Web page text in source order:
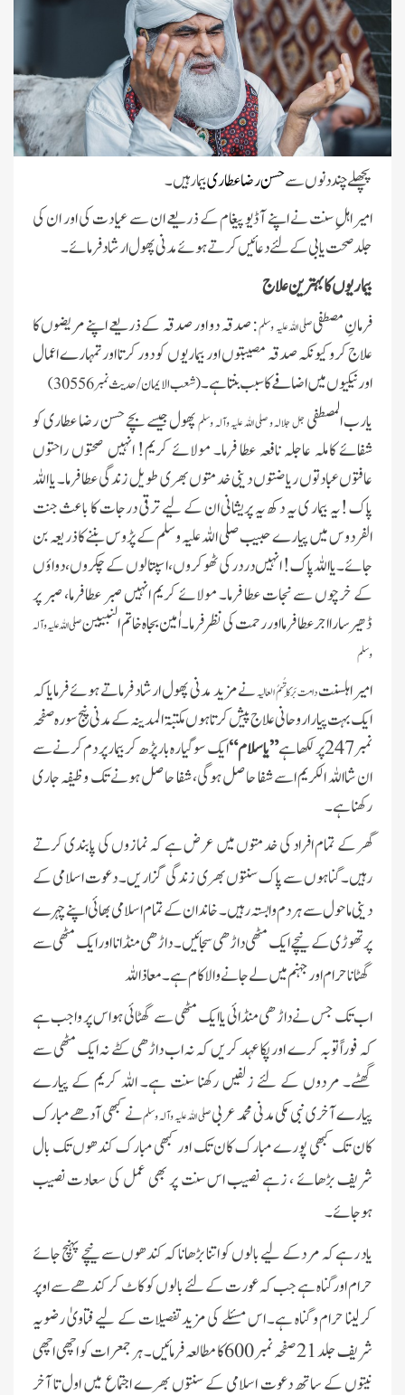
پچھلے چند دنوں سےحسن رضا عطاریبیمار ہیں۔
امیر اہلِ سنت نے اپنے آڈیو پیغام کے ذریعے ان سے عیادت کی اور ان کی
جلد صحت یابی کے لئے دعائیں کرتے ہوئے مدنی پھول ارشاد فرمائے۔
بیماریوں کا بہترین علاج
فرمانِ مصطفیصلی اللہ علیہ وسلم: صدقہ دو اور صدقہ کے ذریعے اپنے مریضوں کا
علاج کرو کیونکہ صدقہ مصیبتوں اور بیماریوں کو دور کرتا اور تمہارے اعمال
اور نیکیوں میں اضافے کا سبب بنتا ہے۔(شعب الایمان/ حدیث نمبر 30556)
یارب المصطفی جل جلالہ و صلی اللہ علیہ وآلہ وسلمپھول جیسے بچے حسن رضا عطاری کو
شفائے کاملہ عاجلہ نافعہ عطا فرما۔ مولائے کریم! انہیں صحتوں راحتوں
عافتوں عبادتوں ریاضتوں دینی خدمتوں بھری طویل زندگی عطا فرما۔ یا اللہ
پاک !یہ بیمار ی یہ دکھ یہ پریشانی ان کے لیے ترقی درجات کا باعث جنت
الفردوس میں پیارے حبیب صلی اللہ علیہ وسلم کے پڑوس بننے کا ذریعہ بن
جائے۔ یا اللہ پاک! انہیں در در کی ٹھوکروں، اسپتالوں کے چکروں ، دواؤں
کے خرچوں سے نجات عطا فرما۔ مولائے کریم انہیں صبر عطا فرما، صبر پر
ڈھیر سار ا اجر عطا فرمااور رحمت کی نظر فرما ۔ اٰمین بجاہ خاتم النبیینصلی اللہ علیہ وآلہ
وسلم
امیر اہلسنتدامت بَرَکَاتُہمُ العالیہنے مزید مدنی پھول ارشاد فرماتے ہوئے فرمایا کہ
ایک بہت پیارا روحانی علاج پیش کرتا ہوں مکتبۃ المدینہ کے مدنی پنج سورہ صفحہ
نمبر 247 پر لکھا ہے
”یاسلام“ایک سو گیارہ بار پڑھ کر بیمار پر دم کرنے سے
ان شااللہ الکریم اسے شفا حاصل ہوگی، شفا حاصل ہونے تک وظیفہ جاری
رکھنا ہے۔
گھر کے تمام افراد کی خدمتوں میں عرض ہے کہ نمازوں کی پابندی کرتے
رہیں۔ گناہوں سے پاک سنتوں بھری زندگی گزار یں۔ دعوت اسلامی کے
دینی ماحول سے ہر دم وابستہ رہیں۔ خاندان کے تمام اسلامی بھائی اپنے چہرے
پرتھوڑی کے نیچے ایک مٹھی داڑھی سجائیں۔ داڑھی منڈانا اور ایک مٹھی سے
گھٹانا حرام اور جہنم میں لے جانے والا کام ہے۔ معا ذا للہ
اب تک جس نے داڑ ھی منڈائی یا ایک مٹھی سے گھٹائی ہو اس پر واجب ہے
کہ فوراً توبہ کرے اور پکا عہد کر یں کہ نہ اب داڑھی کٹے نہ ایک مٹھی سے
گھٹے۔ مردوں کے لئے زلفیں رکھنا سنت ہے۔ اللہ کریم کے پیارے
پیارے آخری نبی مکی مدنی محمد عربیصلی اللہ علیہ وآلہ وسلمنے کبھی آدھے مبارک
کان تک کبھی پورے مبارک کان تک اور کبھی مبارک کندھوں تک بال
شریف بڑھائے ، زہے نصیب اس سنت پر بھی عمل کی سعادت نصیب
ہوجائے۔
یاد رہے کہ مرد کے لیے بالوں کو اتنا بڑھانا کہ کندھوں سے نیچے پہنچ جائے
حرام اور گناہ ہے جب کہ عورت کے لئے بالوں کو کاٹ کر کندھے سے اوپر
کرلینا حرام و گناہ ہے۔ اس مسئلے کی مزید تفصیلات کے لیے فتاویٰ رضویہ
شریف جلد 21 صفحہ نمبر 600کا مطالعہ فرمائیں۔ ہر جمعرات کو اچھی اچھی
نیتوں کے ساتھ دعوت اسلامی کے سنتوں بھرے اجتماع میں اول تا آخر